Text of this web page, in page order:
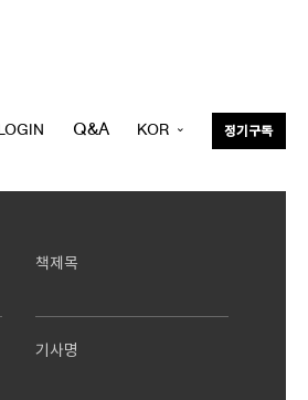
LOGIN Q&A KOR 정기구독
책제목
기사명